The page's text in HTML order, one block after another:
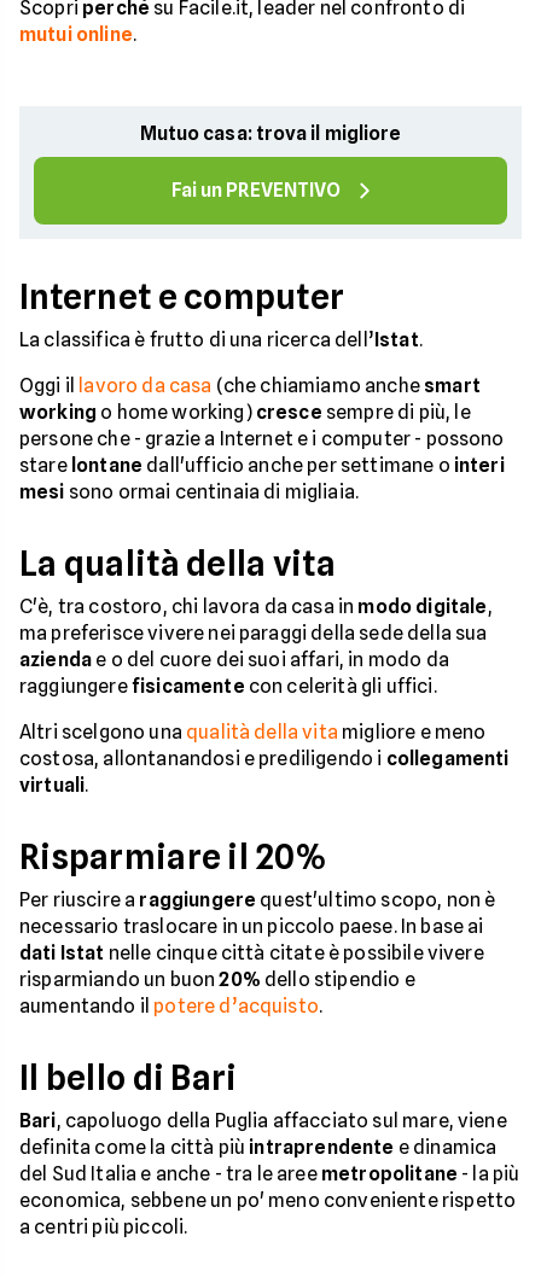
Scopri perché su Facile.it, leader nel confronto di
mutui online.
Mutuo casa: trova il migliore
Fai un PREVENTIVO
Internet e computer
La classifica è frutto di una ricerca dell’ Istat.
Oggi il
lavoro da casa (che chiamiamo anche smart
working o home working) cresce sempre di più, le
persone che - grazie a Internet e i computer - possono
stare lontane dall'ufficio anche per settimane o interi
mesi sono ormai centinaia di migliaia.
La qualità della vita
C'è, tra costoro, chi lavora da casa in modo digitale,
ma preferisce vivere nei paraggi della sede della sua
azienda e o del cuore dei suoi affari, in modo da
raggiungerefisicamente con celerità gli uffici.
Altri scelgono una qualità della vita migliore e meno
costosa, allontanandosi e prediligendo i collegamenti
virtuali.
Risparmiare il 20%
Per riuscire a raggiungere quest'ultimo scopo, non è
necessario traslocare in un piccolo paese. In base ai
dati Istat nelle cinque città citate è possibile vivere
risparmiando un buon20% dello stipendio e
aumentando il potere d’acquisto.
Il bello di Bari
Bari, capoluogo della Puglia affacciato sul mare, viene
definita come la città più intraprendente e dinamica
del Sud Italia e anche - tra le aree metropolitane - la più
economica, sebbene un po' meno conveniente rispetto
a centri più piccoli.